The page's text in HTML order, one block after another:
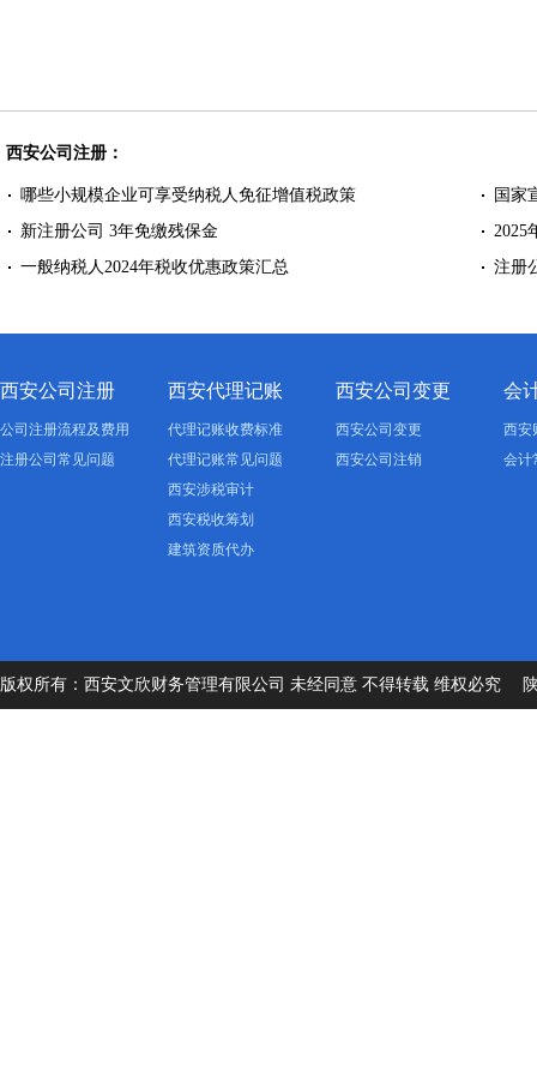
西安公司注册：
哪些小规模企业可享受纳税人免征增值税政策
国家
新注册公司 3年免缴残保金
2025
一般纳税人2024年税收优惠政策汇总
注册
西安公司注册
公司注册流程及费用
注册公司常见问题
西安代理记账
代理记账收费标准
代理记账常见问题
西安涉税审计
西安税收筹划
建筑资质代办
西安公司变更
西安公司变更
西安公司注销
会
西安
会计
版权所有：西安文欣财务管理有限公司 未经同意 不得转载 维权必究